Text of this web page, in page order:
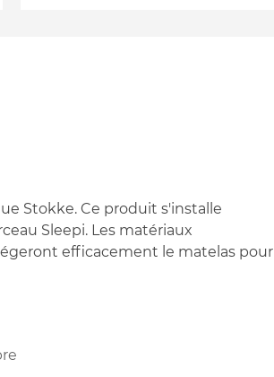
Stokke. Ce produit s'installe
Sleepi. Les matériaux
efficacement le matelas pour